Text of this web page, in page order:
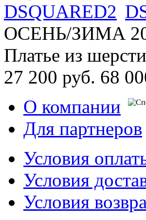
ОСЕНЬ/ЗИМА
Платье из шерсти
27 200 руб. 68
О компании
Для партнеров
Условия
Условия
Условия